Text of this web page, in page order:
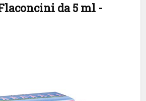
da 5 ml -